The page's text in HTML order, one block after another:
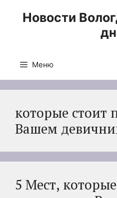
Новости
Меню
которые стоит
Вашем
5 Мест,